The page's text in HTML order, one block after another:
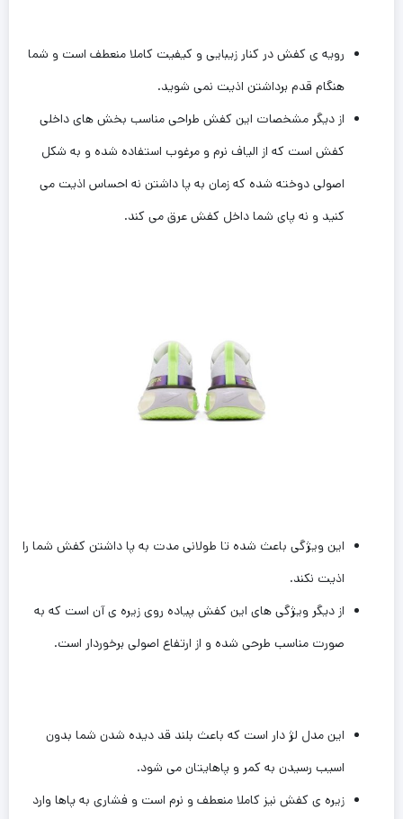
رویه ی کفش در کنار زیبایی و کیفیت کاملا منعطف است و شما
هنگام قدم برداشتن اذیت نمی شوید.
از دیگر مشخصات این کفش طراحی مناسب بخش های داخلی
کفش است که از الیاف نرم و مرغوب استفاده شده و به شکل
اصولی دوخته شده که زمان به پا داشتن نه احساس اذیت می
کنید و نه پای شما داخل کفش عرق می کند.
این ویژگی باعث شده تا طولانی مدت به پا داشتن کفش شما را
اذیت نکند.
از دیگر ویژگی های این کفش پیاده روی زیره ی آن است که به
صورت مناسب طرحی شده و از ارتفاع اصولی برخوردار است.
این مدل لژ دار است که باعث بلند قد دیده شدن شما بدون
اسیب رسیدن به کمر و پاهایتان می شود.
زیره ی کفش نیز کاملا منعطف و نرم است و فشاری به پاها وارد